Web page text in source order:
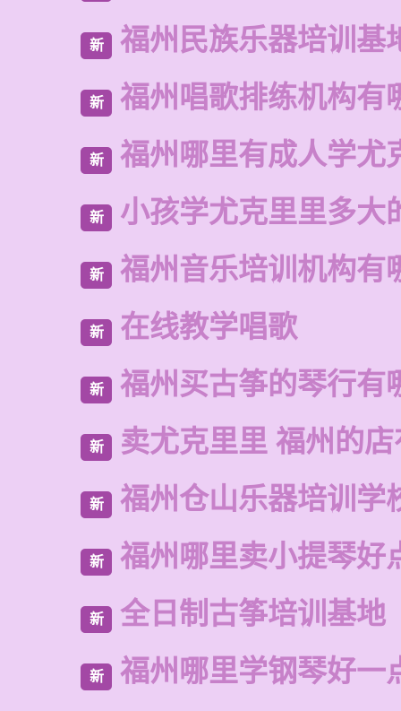
新 福州民族乐器培训基
新 福州唱歌排练机构有
新 福州哪里有成人学尤
新 小孩学尤克里里多大
新 福州音乐培训机构有
新 在线教学唱歌
新 福州买古筝的琴行有
新 卖尤克里里 福州的
新 福州仓山乐器培训学
新 福州哪里卖小提琴好
新 全日制古筝培训基地
新 福州哪里学钢琴好一